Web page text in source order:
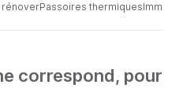
rénoverPassoires thermiques
correspond, pour